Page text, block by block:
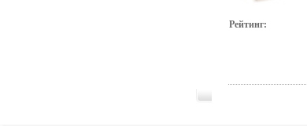
Рейтинг: